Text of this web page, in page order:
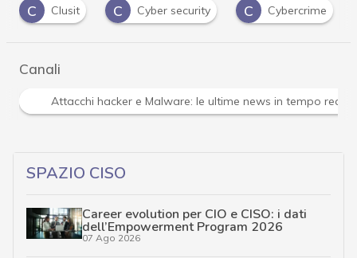
C Cyber security C Cybercrime D direttiva
Canali
Attacchi hacker e Malware: le ultime news in tempo
SPAZIO CISO
Career evolution per CIO e CISO: i dati
dell’Empowerment Program 2026
07 Ago 2026